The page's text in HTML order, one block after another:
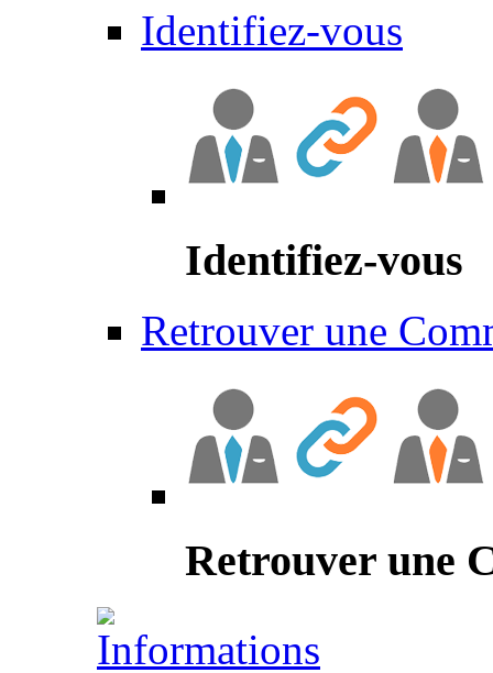
Identifiez-vous
Identifiez-vous
Retrouver une
Retrouver une